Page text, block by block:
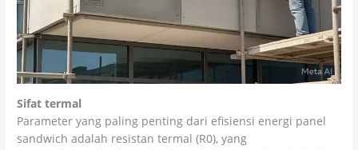
Sifat termal
Parameter yang paling penting dari efisiensi energi panel
sandwich adalah resistan termal (R0), yang